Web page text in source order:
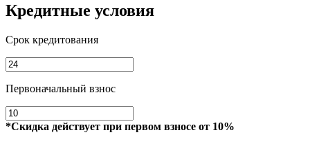
Кредитные условия
Срок кредитования
Первоначальный взнос
*Скидка действует при первом взносе от 10%